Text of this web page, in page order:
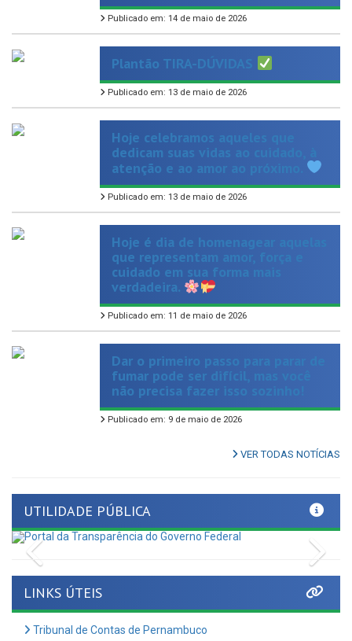
Plantão TIRA-DÚVIDAS
Publicado em: 13 de maio de 2026
Hoje celebramos aqueles que
dedicam suas vidas ao cuidado, à
atenção e ao amor ao próximo.
Publicado em: 13 de maio de 2026
Hoje é dia de homenagear aquelas
que representam amor, força e
cuidado em sua forma mais
verdadeira.
Publicado em: 11 de maio de 2026
Dar o primeiro passo para parar de
fumar pode ser difícil, mas você
não precisa fazer isso sozinho!
Publicado em: 9 de maio de 2026
VER TODAS NOTÍCIAS
Previous
LINKS ÚTEIS
Tribunal de Contas de Pernambuco
Tome Conta